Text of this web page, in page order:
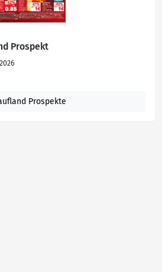
Prospekt
Prospekte